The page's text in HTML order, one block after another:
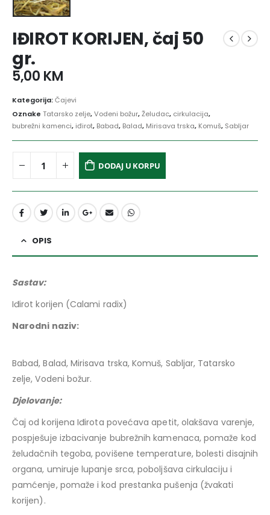
IĐIROT KORIJEN, čaj 50
gr.
5,00 KM
Kategorija:Čajevi
Oznake Tatarsko zelje,Vodeni božur,Želudac, cirkulacija,
bubrežni kamenci, iđirot, Babad, Balad, Mirisava trska, Komuš, Sabljar
DODAJ U KORPU
OPIS
Sastav:
Iđirot korijen (Calami radix)
Narodni naziv:
Babad, Balad, Mirisava trska, Komuš, Sabljar, Tatarsko
zelje, Vodeni božur.
Djelovanje:
Čaj od korijena Iđirota povećava apetit, olakšava varenje,
pospješuje izbacivanje bubrežnih kamenaca, pomaže kod
želudačnih tegoba, povišene temperature, bolesti disajnih
organa, umiruje lupanje srca, poboljšava cirkulaciju i
pamćenje, pomaže i kod prestanka pušenja (žvakati
korijen).